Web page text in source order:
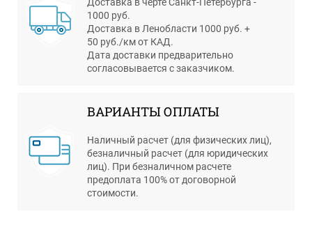
1000 руб.
Доставка в Ленобласти 1000 руб. +
50 руб./км от КАД.
Дата доставки предварительно
согласовывается с заказчиком.
ВАРИАНТЫ ОПЛАТЫ
Наличный расчет (для физических лиц),
безналичный расчет (для юридических
лиц). При безналичном расчете
предоплата 100% от договорной
стоимости.